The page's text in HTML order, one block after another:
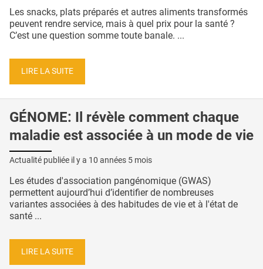
Les snacks, plats préparés et autres aliments transformés
peuvent rendre service, mais à quel prix pour la santé ?
C’est une question somme toute banale. ...
LIRE LA SUITE
GÉNOME: Il révèle comment chaque
maladie est associée à un mode de vie
Actualité publiée il y a 10 années 5 mois
Les études d'association pangénomique (GWAS)
permettent aujourd’hui d’identifier de nombreuses
variantes associées à des habitudes de vie et à l'état de
santé ...
LIRE LA SUITE